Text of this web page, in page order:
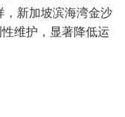
新加坡滨海湾金沙
维护，显著降低运